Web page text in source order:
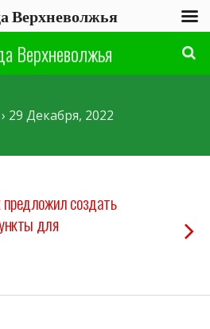
Верхневолжья
29 Декабря, 2022
создать
для
Верхневолжья